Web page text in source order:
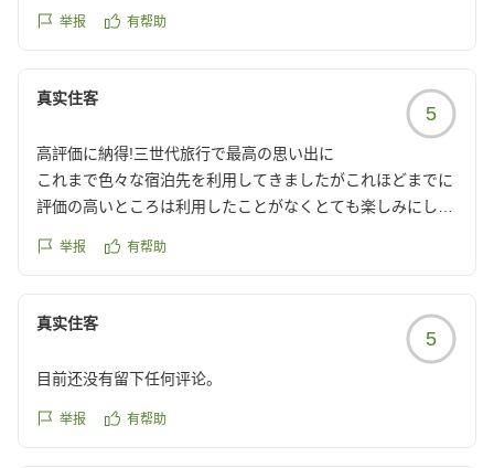
また、子供が産まれてからも泊まりに行きたいと思います
https://review.travel.rakuten.co.jp/hotel/voice/28275?
举报 有帮助
真实住客
5
高評価に納得!三世代旅行で最高の思い出に
これまで色々な宿泊先を利用してきましたがこれほどまでに
評価の高いところは利用したことがなくとても楽しみにして
施設の落ち着いた雰囲気、清潔さ、食事のお味、そして何よ
とに皆さんです。
予約後すぐにメールで食事などの相談に乗って頂き、あれこ
れわがままなお願いをしてしまいましたがそれにも応えてく
ださり、
宿泊中にもご面倒をおかけしたにも関わらずイヤな顔ひとつ
举报 有帮助
真实住客
5
目前还没有留下任何评论。
举报 有帮助